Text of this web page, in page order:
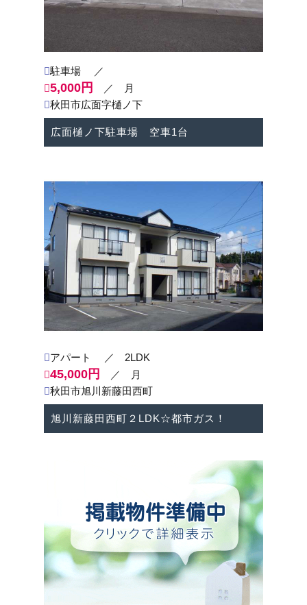
す。
※8/18（月）より通常営業致します。
何卒、宜しくお願い申し上げます。
＜貸駐車場OPEN予定＞
大町6丁目に月極駐車場がOPENいたします！
8月1日より駐車可能です！
月額7,700円 13台分募集開始いたします！！
お問い合わせ☆お待ち申し上げます！！
2025-04-28
4月29日（火） 休
4月30日（水）通常営業
5月1日（木）通常営業
5月2日（金）通常営業
5月3日（土）～ 5月6日（火） 休
☆☆3月末まで、無休営業中です☆☆
お問い合わせ、ご来社をお待ち申し上げます♪
2024-12-28
駐車場 ／
5,000円
／ 月
秋田市広面字樋ノ下
広面樋ノ下駐車場 空車1台
アパート ／ 2LDK
45,000円
／ 月
秋田市旭川新藤田西町
旭川新藤田西町２LDK☆都市ガス！